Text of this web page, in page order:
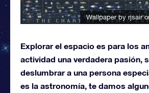
Wallpaper by rjsair
Explorar el espacio es para los
actividad una verdadera pasión,
deslumbrar a una persona
es la astronomía, te damos